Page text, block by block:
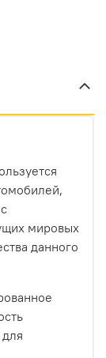
мировых
данного